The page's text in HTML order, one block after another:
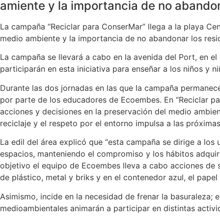
amiente y la importancia de no
La campaña “Reciclar para ConserMar” llega a la playa
medio ambiente y la importancia de no abandonar los
La campaña se llevará a cabo en la avenida del Port, en
participarán en esta iniciativa para enseñar a los niños y
Durante las dos jornadas en las que la campaña
por parte de los educadores de Ecoembes. En “Reciclar
acciones y decisiones en la preservación del medio
reciclaje y el respeto por el entorno impulsa a las
La edil del área explicó que “esta campaña se dirige a
espacios, manteniendo el compromiso y los hábitos
objetivo el equipo de Ecoembes lleva a cabo acciones
de plástico, metal y briks y en el contenedor azul, el
Asimismo, incide en la necesidad de frenar la
medioambientales animarán a participar en distintas